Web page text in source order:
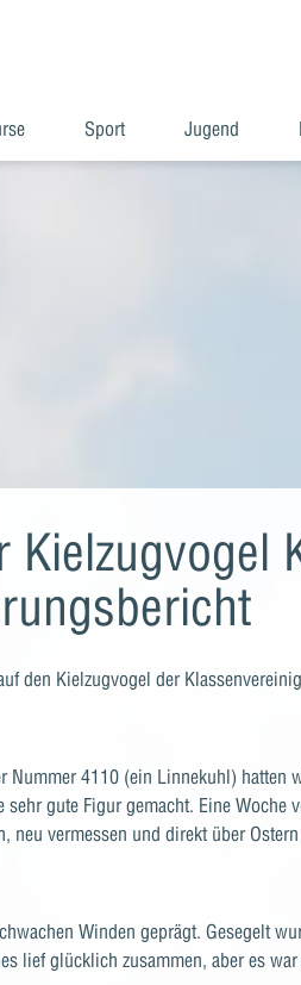
Sport Jugend
den Kielzugvogel der
Nummer 4110 (ein Linnekuhl) hatten
gute Figur gemacht. Eine Woche
neu vermessen und direkt über
Winden geprägt. Gesegelt
lief glücklich zusammen, aber es